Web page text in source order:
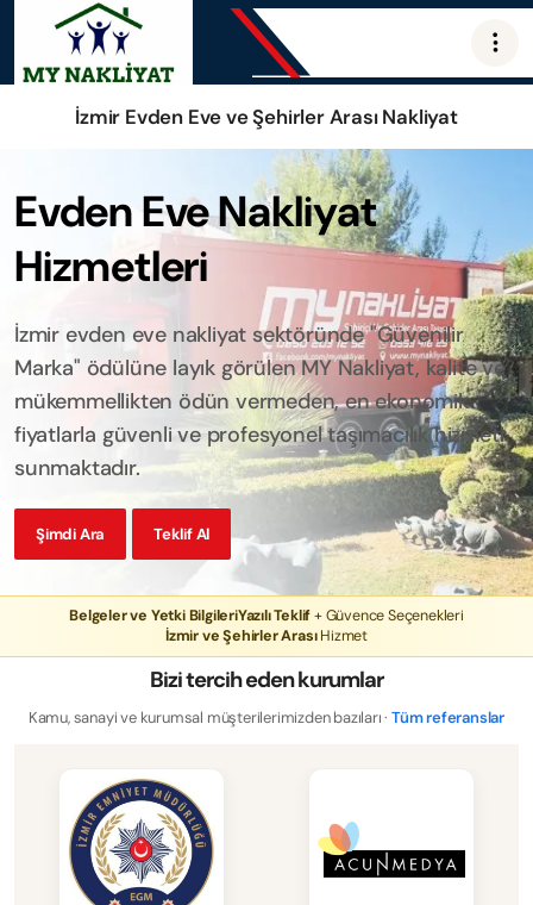
İzmir Evden Eve ve Şehirler Arası Nakliyat
Evden Eve Nakliyat
Hizmetleri
İzmir evden eve nakliyat sektöründe "Güvenilir
Marka" ödülüne layık görülen MY Nakliyat, kalite ve
mükemmellikten ödün vermeden, en ekonomik
fiyatlarla güvenli ve profesyonel taşımacılık hizmeti
sunmaktadır.
Şimdi Ara Teklif Al
Belgeler ve Yetki BilgileriYazılı Teklif+ Güvence Seçenekleri
İzmir ve Şehirler ArasıHizmet
Bizi tercih eden kurumlar
Kamu, sanayi ve kurumsal müşterilerimizden bazıları ·Tüm referanslar